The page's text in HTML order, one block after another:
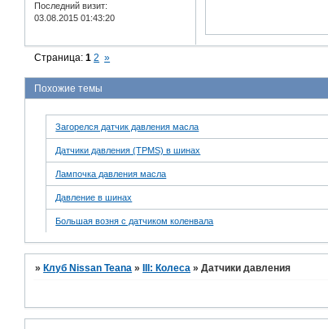
Последний визит:
03.08.2015 01:43:20
Страница:1 2 »
Похожие темы
Загорелся датчик давления масла
Датчики давления (TPMS) в шинах
Лампочка давления масла
Давление в шинах
Большая возня с датчиком коленвала
»Клуб Nissan Teana »III: Колеса »Датчики давления